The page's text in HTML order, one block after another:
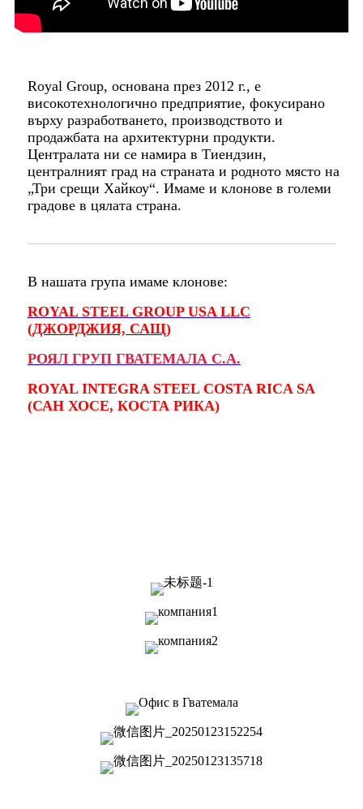
Royal Group, основана през 2012 г., е
високотехнологично предприятие, фокусирано
върху разработването, производството и
продажбата на архитектурни продукти.
Централата ни се намира в Тиендзин,
централният град на страната и родното място на
„Три срещи Хайкоу“. Имаме и клонове в големи
градове в цялата страна.
В нашата група имаме клонове:
ROYAL STEEL GROUP USA LLC
(ДЖОРДЖИЯ, САЩ)
РОЯЛ ГРУП ГВАТЕМАЛА С.А.
ROYAL INTEGRA STEEL COSTA RICA SA
(САН ХОСЕ, КОСТА РИКА)